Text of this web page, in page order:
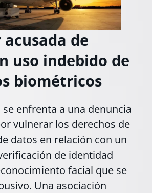
de
uso indebido de
biométricos
se enfrenta a una denuncia
vulnerar los derechos de
datos en relación con un
de identidad
facial que se
Una asociación